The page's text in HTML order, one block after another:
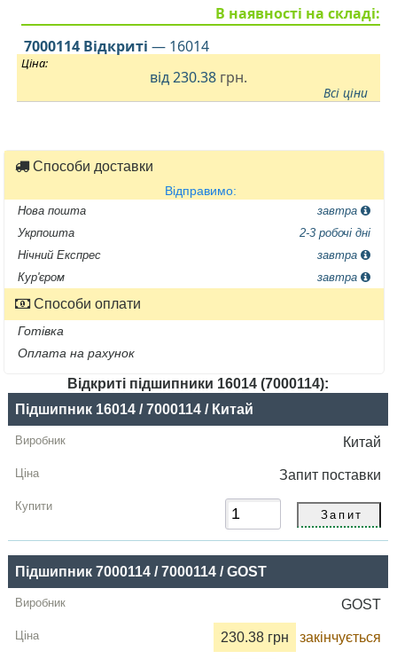
В наявності на складі:
7000114 Відкриті — 16014
Ціна:
від230.38 грн.
Всі ціни
Способи доставки
Відправимо:
Нова пошта
завтра
Укрпошта
2-3 робочі дні
Нічний Експрес
завтра
Кур'єром
завтра
Способи оплати
Готівка
Оплата на рахунок
Відкриті підшипники 16014 (7000114):
Назва
Виробник
Радіальний
грн
Купити
Підшипник 16014 / 7000114 / Китай
Китай
Запит поставки
Підшипник 7000114 / 7000114 / GOST
GOST
230.38 грн закінчується